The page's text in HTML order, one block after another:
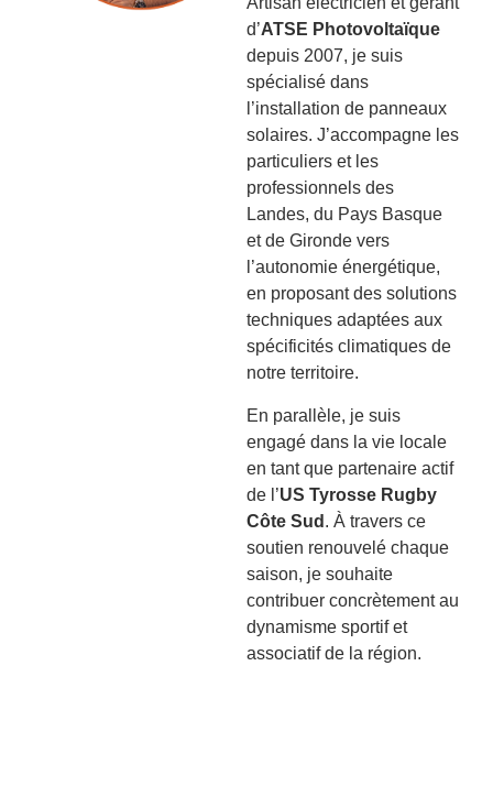
d’ATSE Photovoltaïque
depuis 2007, je suis
spécialisé dans
l’installation de panneaux
solaires. J’accompagne les
particuliers et les
professionnels des
Landes, du Pays Basque
et de Gironde vers
l’autonomie énergétique,
en proposant des solutions
techniques adaptées aux
spécificités climatiques de
notre territoire.
En parallèle, je suis
engagé dans la vie locale
en tant que partenaire actif
de l’US Tyrosse Rugby
Côte Sud . À travers ce
soutien renouvelé chaque
saison, je souhaite
contribuer concrètement au
dynamisme sportif et
associatif de la région.